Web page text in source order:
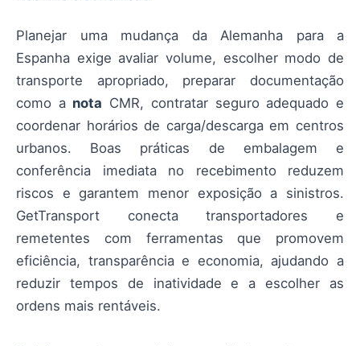
Planejar uma mudança da Alemanha para a
Espanha exige avaliar volume, escolher modo de
transporte apropriado, preparar documentação
como a nota CMR, contratar seguro adequado e
coordenar horários de carga/descarga em centros
urbanos. Boas práticas de embalagem e
conferência imediata no recebimento reduzem
riscos e garantem menor exposição a sinistros.
GetTransport conecta transportadores e
remetentes com ferramentas que promovem
eficiência, transparência e economia, ajudando a
reduzir tempos de inatividade e a escolher as
ordens mais rentáveis.